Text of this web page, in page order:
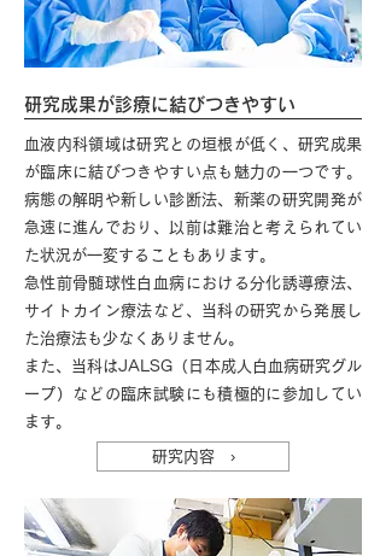
研究成果が診療に結びつきやすい
血液内科領域は研究との垣根が低く、研究成果
が臨床に結びつきやすい点も魅力の一つです。
病態の解明や新しい診断法、新薬の研究開発が
急速に進んでおり、以前は難治と考えられてい
た状況が一変することもあります。
急性前骨髄球性白血病における分化誘導療法、
サイトカイン療法など、当科の研究から発展し
た治療法も少なくありません。
また、当科はJALSG（日本成人白血病研究グル
ープ）などの臨床試験にも積極的に参加してい
ます。
研究内容 ›